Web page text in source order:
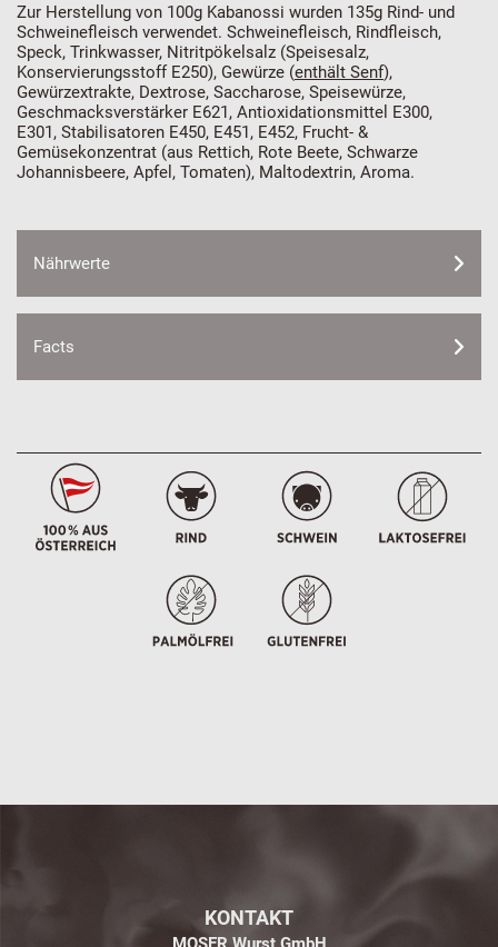
Zur Herstellung von 100g Kabanossi wurden 135g Rind- und
Schweinefleisch verwendet. Schweinefleisch, Rindfleisch,
Speck, Trinkwasser, Nitritpökelsalz (Speisesalz,
Konservierungsstoff E250), Gewürze (enthält Senf),
Gewürzextrakte, Dextrose, Saccharose, Speisewürze,
Geschmacksverstärker E621, Antioxidationsmittel E300,
E301, Stabilisatoren E450, E451, E452, Frucht- &
Gemüsekonzentrat (aus Rettich, Rote Beete, Schwarze
Johannisbeere, Apfel, Tomaten), Maltodextrin, Aroma.
Nährwerte
Facts
KONTAKT